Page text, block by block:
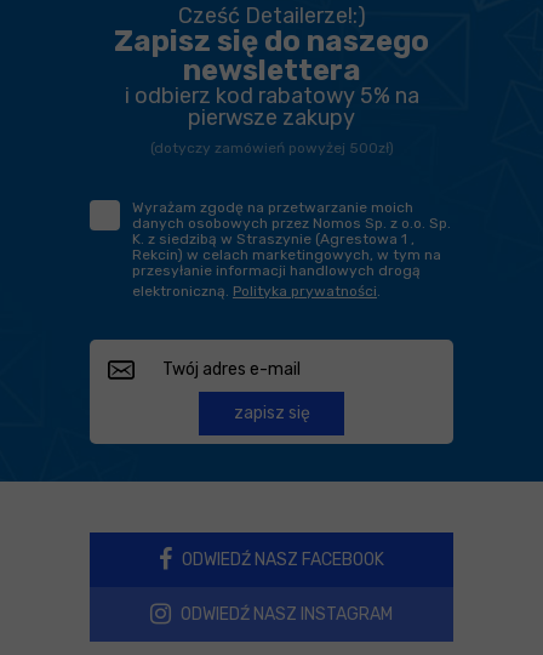
Cześć Detailerze!:)
Zapisz się do naszego
newslettera
i odbierz kod rabatowy 5% na
pierwsze zakupy
(dotyczy zamówień powyżej 500zł)
Wyrażam zgodę na przetwarzanie moich
danych osobowych przez Nomos Sp. z o.o. Sp.
K. z siedzibą w Straszynie (Agrestowa 1 ,
Rekcin) w celach marketingowych, w tym na
przesyłanie informacji handlowych drogą
elektroniczną. Polityka prywatności
zapisz się
ODWIEDŹ NASZ FACEBOOK
ODWIEDŹ NASZ INSTAGRAM